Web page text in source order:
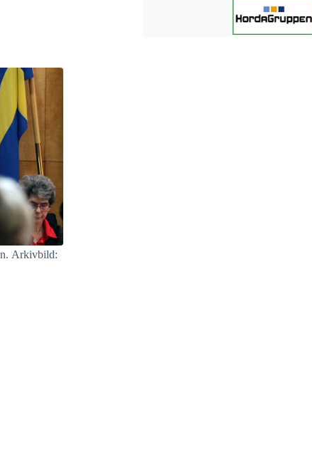
Arkivbild: